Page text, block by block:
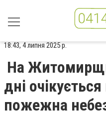
18:43, 4 липня 2025 р.
На
дні
пожежна